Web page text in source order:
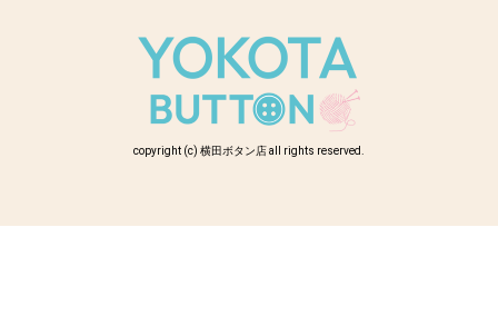
copyright (c) 横田ボタン店 all rights reserved.